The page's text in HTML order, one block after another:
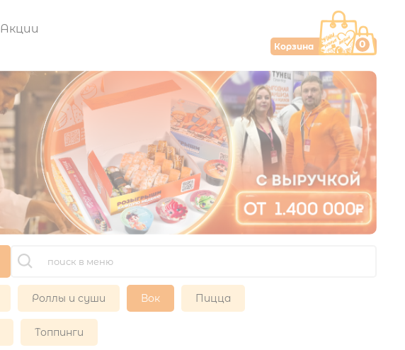
Акции
0
Корзина
Роллы и суши Вок Пицца
Топпинги